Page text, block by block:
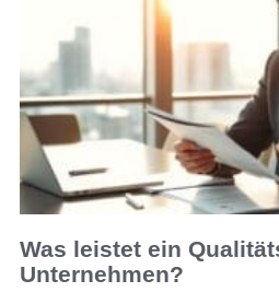
Was leistet ein
Unternehmen?